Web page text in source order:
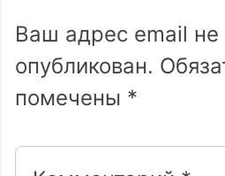
Ваш адрес email не
опубликован.
помечены *